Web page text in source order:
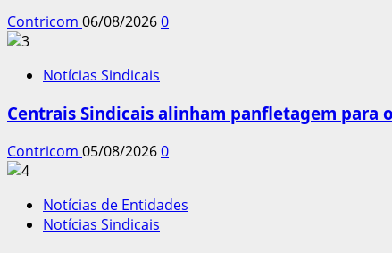
Contricom 06/08/20260
Notícias Sindicais
Centrais Sindicais alinham panfletagem para
Contricom 05/08/20260
Notícias de Entidades
Notícias Sindicais